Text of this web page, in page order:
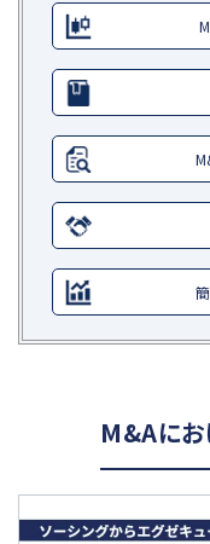
M&Aにお